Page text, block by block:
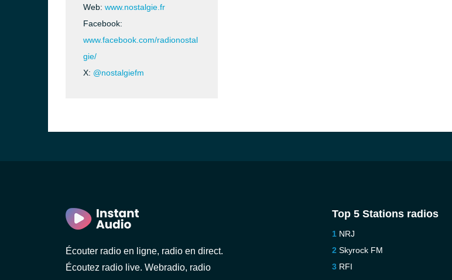
Web: www.nostalgie.fr
Facebook:
www.facebook.com/radionostal
gie/
X: @nostalgiefm
Écouter radio en ligne, radio en direct.
Écoutez radio live. Webradio, radio
Top 5 Stations radios
NRJ
Skyrock FM
RFI